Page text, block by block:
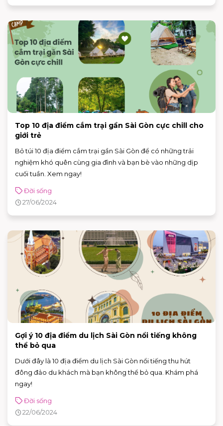
Top 10 địa điểm cắm trại gần Sài Gòn cực chill cho
giới trẻ
Bỏ túi 10 địa điểm cắm trại gần Sài Gòn để có những trải
nghiệm khó quên cùng gia đình và bạn bè vào những dịp
cuối tuần. Xem ngay!
Đời sống
27/06/2024
Gợi ý 10 địa điểm du lịch Sài Gòn nổi tiếng không
thể bỏ qua
Dưới đây là 10 địa điểm du lịch Sài Gòn nổi tiếng thu hút
đông đảo du khách mà bạn không thể bỏ qua. Khám phá
ngay!
Đời sống
22/06/2024